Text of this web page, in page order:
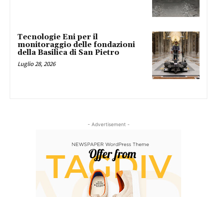
Tecnologie Eni per il
monitoraggio delle fondazioni
della Basilica di San Pietro
Luglio 28, 2026
- Advertisement -